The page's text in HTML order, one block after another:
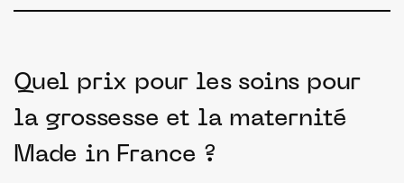
Quel prix pour les soins pour
la grossesse et la maternité
Made in France ?